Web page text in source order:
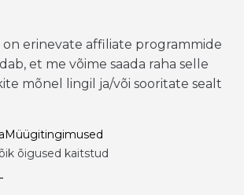
erinevate affiliate programmide
et me võime saada raha selle
mõnel lingil ja/või sooritate sealt
Müügitingimused
õigused kaitstud